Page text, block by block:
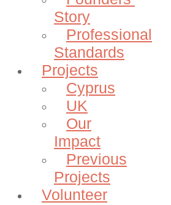
Story
Professional
Standards
Projects
Cyprus
UK
Our
Impact
Previous
Projects
Volunteer